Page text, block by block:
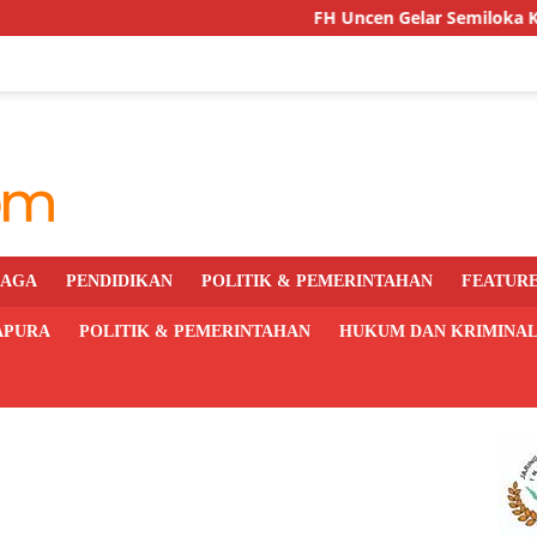
FH Uncen Gelar Semiloka Kurikulum
PENDIDIKAN POLITIK & PEMERINTAHAN
POLITIK & PEMERINTAHAN HUKUM DAN KRIMINAL